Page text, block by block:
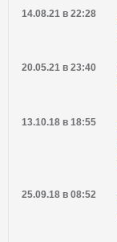
14.08.21 в 22:28
20.05.21 в 23:40
13.10.18 в 18:55
25.09.18 в 08:52